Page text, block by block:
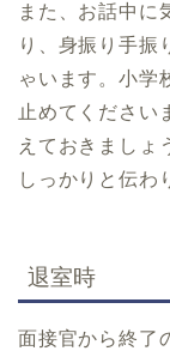
また、お話中に
り、身振り手振
ゃいます。小学
止めてください
えておきましょ
しっかりと伝わ
退室時
面接官から終了